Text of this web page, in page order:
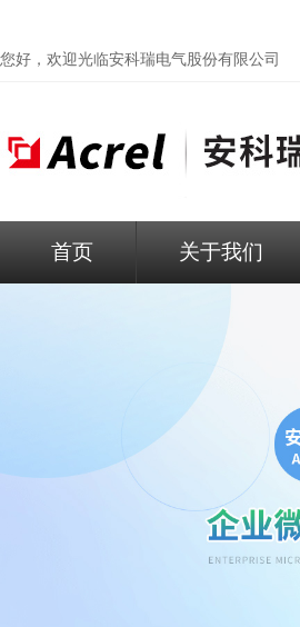
您好，欢迎光临安科瑞电气股份有限公司
首页 关于我们